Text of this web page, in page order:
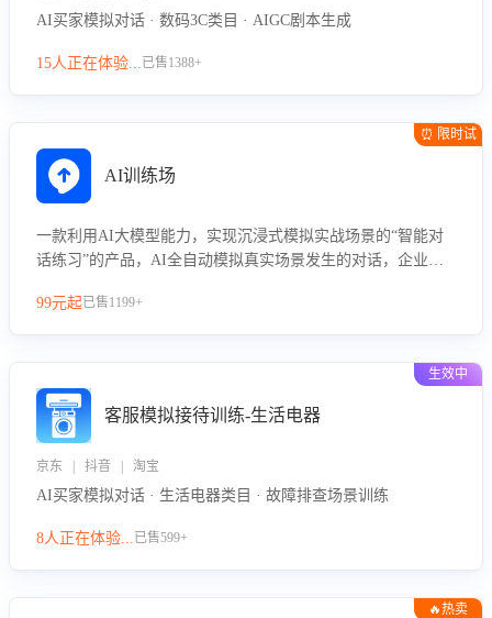
AI买家模拟对话 · 数码3C类目 · AIGC剧本生成
15人正在体验...已售1388+
⏰ 限时试
AI训练场
一款利用AI大模型能力，实现沉浸式模拟实战场景的“智能对
话练习”的产品，AI全自动模拟真实场景发生的对话，企业可
力。
99元起已售1199+
生效中
客服模拟接待训练-生活电器
京东 | 抖音 | 淘宝
AI买家模拟对话 · 生活电器类目 · 故障排查场景训练
8人正在体验...已售599+
🔥热卖